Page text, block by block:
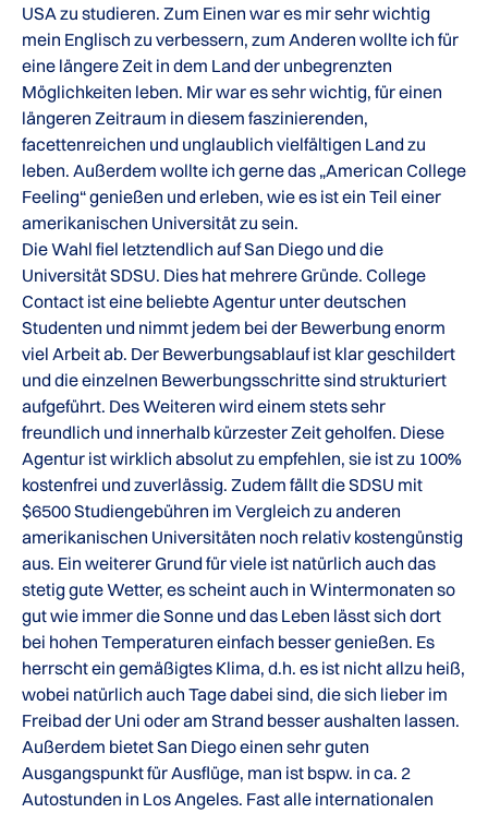
USA zu studieren. Zum Einen war es mir sehr wichtig
mein Englisch zu verbessern, zum Anderen wollte ich für
eine längere Zeit in dem Land der unbegrenzten
Möglichkeiten leben. Mir war es sehr wichtig, für einen
längeren Zeitraum in diesem faszinierenden,
facettenreichen und unglaublich vielfältigen Land zu
leben. Außerdem wollte ich gerne das „American College
Feeling“ genießen und erleben, wie es ist ein Teil einer
amerikanischen Universität zu sein.
Die Wahl fiel letztendlich auf San Diego und die
Universität SDSU. Dies hat mehrere Gründe. College
Contact ist eine beliebte Agentur unter deutschen
Studenten und nimmt jedem bei der Bewerbung enorm
viel Arbeit ab. Der Bewerbungsablauf ist klar geschildert
und die einzelnen Bewerbungsschritte sind strukturiert
aufgeführt. Des Weiteren wird einem stets sehr
freundlich und innerhalb kürzester Zeit geholfen. Diese
Agentur ist wirklich absolut zu empfehlen, sie ist zu 100%
kostenfrei und zuverlässig. Zudem fällt die SDSU mit
$6500 Studiengebühren im Vergleich zu anderen
amerikanischen Universitäten noch relativ kostengünstig
aus. Ein weiterer Grund für viele ist natürlich auch das
stetig gute Wetter, es scheint auch in Wintermonaten so
gut wie immer die Sonne und das Leben lässt sich dort
bei hohen Temperaturen einfach besser genießen. Es
herrscht ein gemäßigtes Klima, d.h. es ist nicht allzu heiß,
wobei natürlich auch Tage dabei sind, die sich lieber im
Freibad der Uni oder am Strand besser aushalten lassen.
Außerdem bietet San Diego einen sehr guten
Ausgangspunkt für Ausflüge, man ist bspw. in ca. 2
Autostunden in Los Angeles. Fast alle internationalen